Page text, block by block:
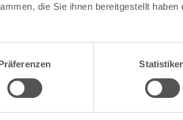
die Sie ihnen bereitgestellt